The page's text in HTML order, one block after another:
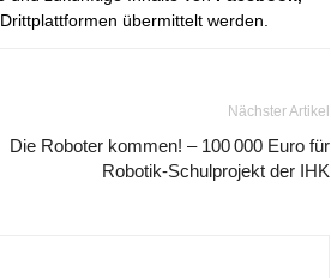
übermittelt werden.
Nächster Artikel
Die Roboter kommen! – 100 000 Euro für
Robotik-Schulprojekt der IHK